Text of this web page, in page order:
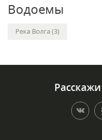
Водоемы
Река Волга (3)